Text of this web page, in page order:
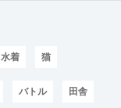
水着 猫
バトル 田舎